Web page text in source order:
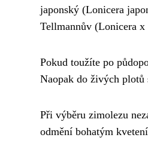
japonský (Lonicera
Tellmannův (Lonicera
Pokud toužíte po
Naopak do živých
Při výběru zimolezu
odmění bohatým